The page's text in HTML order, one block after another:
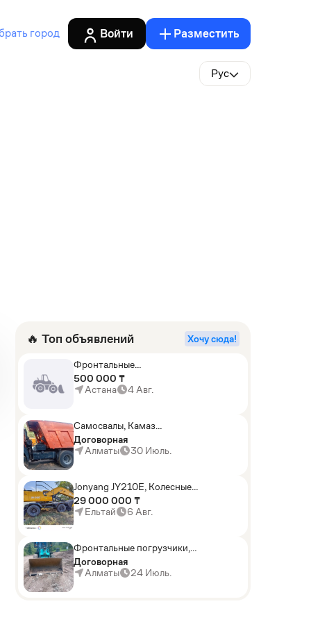
город Войти Разместить
Рус
🔥 Топ объявлений Хочу сюда!
Фронтальные
погрузчики,Экскаваторы-
погрузчики,Мини-
погрузчики,Горные
500 000 ₸
Астана
4 Авг.
Самосвалы, Камаз
АГП-29РТ (шасси
KАМАЗ-43114 6x6)
Договорная
Алматы
30 Июль.
Jonyang JY210E, Колесные
экскаваторы
29 000 000 ₸
Ельтай
6 Авг.
Фронтальные погрузчики,
Sunward ZYJ 320
Договорная
Алматы
24 Июль.